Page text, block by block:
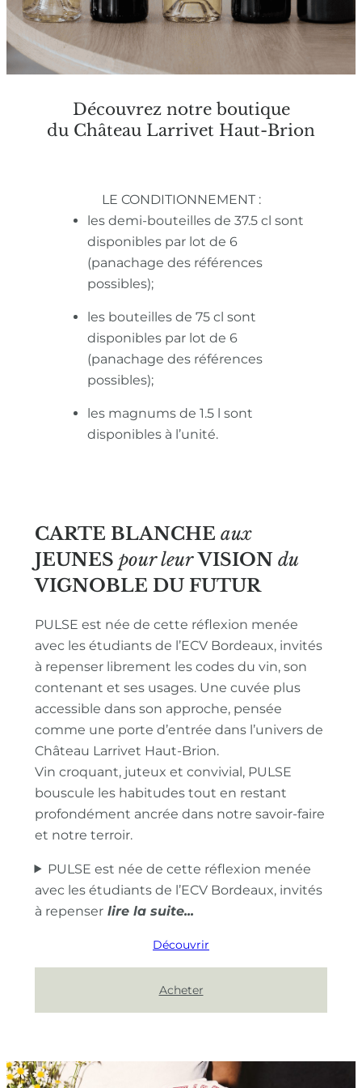
Découvrez notre boutique
du Château Larrivet Haut-Brion
LE CONDITIONNEMENT :
les demi-bouteilles de 37.5 cl sont
disponibles par lot de 6
(panachage des références
possibles);
les bouteilles de 75 cl sont
disponibles par lot de 6
(panachage des références
possibles);
les magnums de 1.5 l sont
disponibles à l’unité.
CARTE BLANCHE aux
JEUNES pour leur VISION du
VIGNOBLE DU FUTUR
PULSE est née de cette réflexion menée
avec les étudiants de l’ECV Bordeaux, invités
à repenser librement les codes du vin, son
contenant et ses usages. Une cuvée plus
accessible dans son approche, pensée
comme une porte d’entrée dans l’univers de
Château Larrivet Haut-Brion.
Vin croquant, juteux et convivial, PULSE
bouscule les habitudes tout en restant
profondément ancrée dans notre savoir-faire
et notre terroir.
PULSE est née de cette réflexion menée
avec les étudiants de l’ECV Bordeaux, invités
à repenser
Découvrir
Acheter